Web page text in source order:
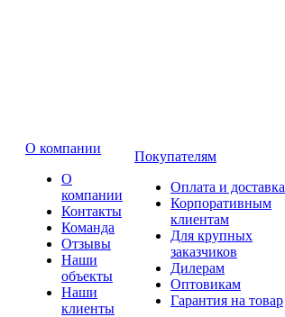
О компании
О
компании
Контакты
Команда
Отзывы
Наши
объекты
Наши
клиенты
Покупателям
Оплата и доставка
Корпоративным
клиентам
Для крупных
заказчиков
Дилерам
Оптовикам
Гарантия на товар